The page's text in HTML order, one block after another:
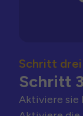
Schritt drei
Schritt 3
Aktiviere sie